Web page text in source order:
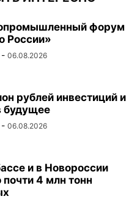
форум
России»
- 06.08.2026
рублей инвестиций и
будущее
- 06.08.2026
и в Новороссии
почти 4 млн тонн